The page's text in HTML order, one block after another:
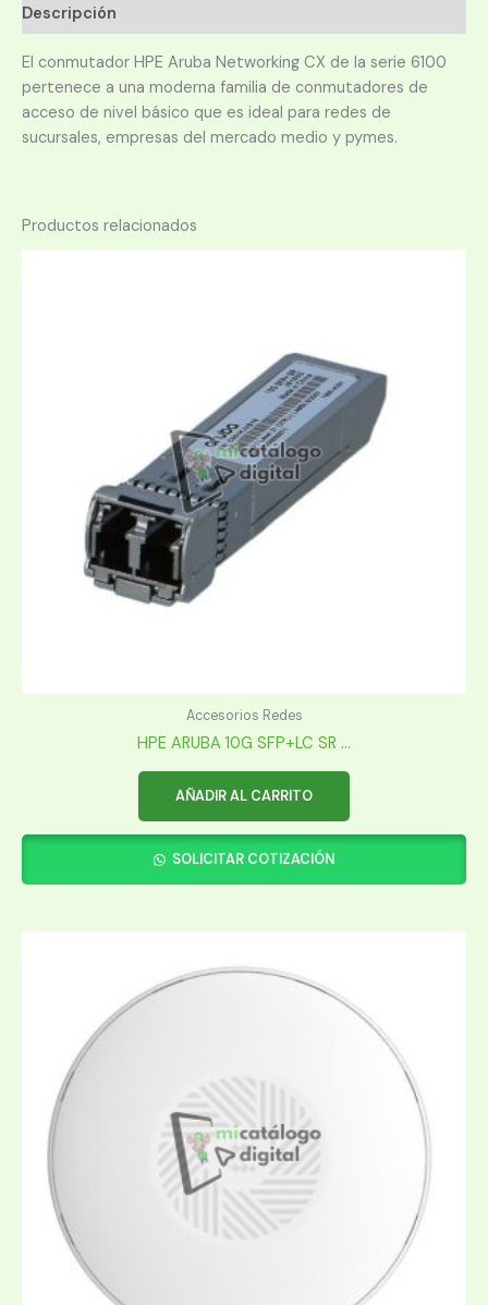
Descripción
El conmutador HPE Aruba Networking CX de la serie 6100
pertenece a una moderna familia de conmutadores de
acceso de nivel básico que es ideal para redes de
sucursales, empresas del mercado medio y pymes.
Productos relacionados
Accesorios Redes
HPE ARUBA 10G SFP+LC SR ...
AÑADIR AL CARRITO
SOLICITAR COTIZACIÓN